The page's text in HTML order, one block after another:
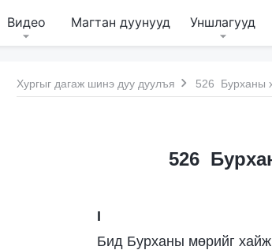
Видео Магтан дуунууд Уншлагууд
Хургыг дагаж шинэ дуу дуулъя 526 Бурханы
526
I
Бид Бурханы мөрийг хайж